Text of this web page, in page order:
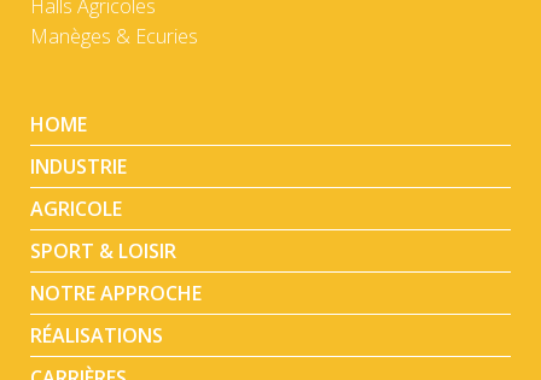
Halls Agricoles
Manèges & Ecuries
HOME
INDUSTRIE
AGRICOLE
SPORT & LOISIR
NOTRE APPROCHE
RÉALISATIONS